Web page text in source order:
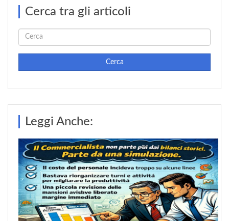
Cerca tra gli articoli
Cerca
Leggi Anche: